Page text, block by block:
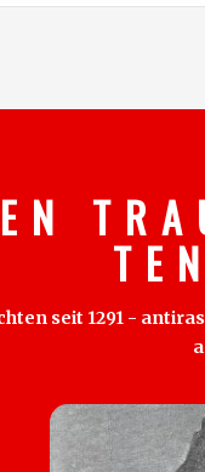
N T R
T E
seit 1291 -